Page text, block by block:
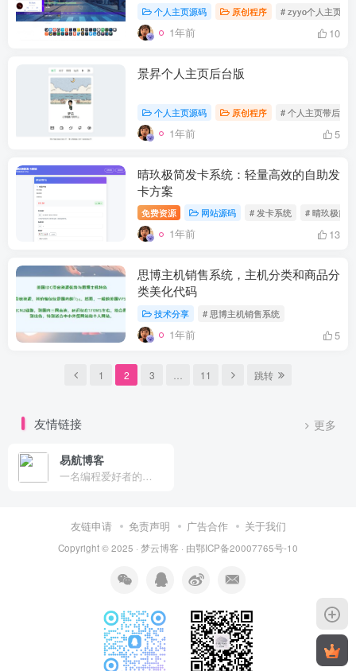
个人主页源码 原创程序 # zyyo个人主页
1年前 10
景昇个人主页后台版
个人主页源码 原创程序 # 个人主页带后台
1年前 5
晴玖极简发卡系统：轻量高效的自助发
卡方案
免费资源 网站源码 # 发卡系统 # 晴玖极简
1年前 13
思博主机销售系统，主机分类和商品分
类美化代码
技术分享 # 思博主机销售系统
1年前 5
1 2 3 11 跳转
友情链接 更多
易航博客
一名编程爱好者的博客，记录与分享编程、学习中的知识点
友链申请 免责声明 广告合作 关于我们
Copyright © 2025 · 梦云博客 · 由鄂ICP备20007765号-10